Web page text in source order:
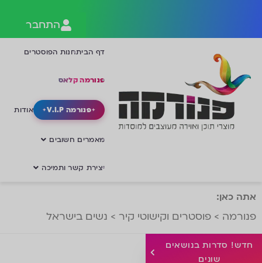
התחבר
דף הביתחנות הפוסטרים
פנורמה קלאס
פנורמה V.I.P אודות
מאמרים חשובים
יצירת קשר ותמיכה
אתה כאן:
פנורמה > פוסטרים וקישוטי קיר > נשים בישראל
חדש! סדרות בנושאים
שונים